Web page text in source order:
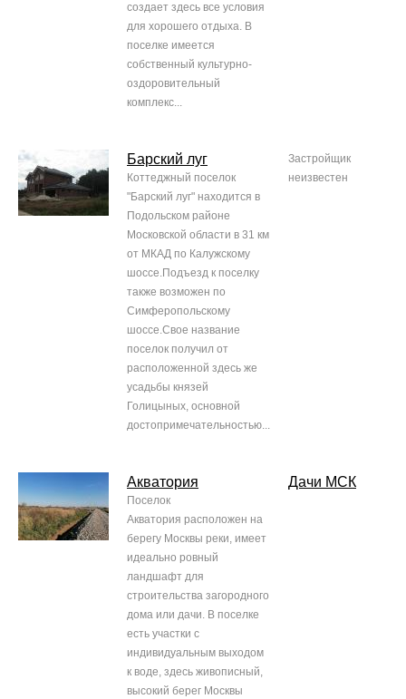
создает здесь все условия
для хорошего отдыха. В
поселке имеется
собственный культурно-
оздоровительный
комплекс...
Барский луг
Коттеджный поселок
"Барский луг" находится в
Подольском районе
Московской области в 31 км
от МКАД по Калужскому
шоссе.Подъезд к поселку
также возможен по
Симферопольскому
шоссе.Свое название
поселок получил от
расположенной здесь же
усадьбы князей
Голицыных, основной
достопримечательностью...
Застройщик
неизвестен
Акватория
Поселок
Акватория расположен на
берегу Москвы реки, имеет
идеально ровный
ландшафт для
строительства загородного
дома или дачи. В поселке
есть участки с
индивидуальным выходом
к воде, здесь живописный,
высокий берег Москвы
Дачи МСК